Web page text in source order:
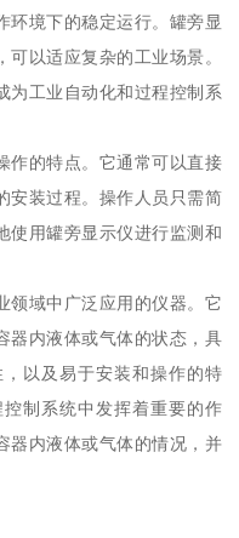
环境下的稳定运行。罐旁显
以适应复杂的工业场景。
为工业自动化和过程控制系
作的特点。它通常可以直接
安装过程。操作人员只需简
使用罐旁显示仪进行监测和
领域中广泛应用的仪器。它
器内液体或气体的状态，具
以及易于安装和操作的特
制系统中发挥着重要的作
器内液体或气体的情况，并